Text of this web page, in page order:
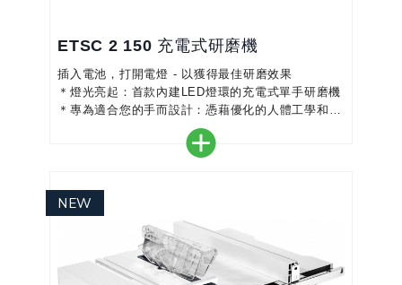
ETSC 2 150 充電式研磨機
插入電池，打開電燈 - 以獲得最佳研磨效果
＊燈光亮起：首款內建LED燈環的充電式單手研磨機
＊專為適合您的手而設計：憑藉優化的人體工學和較
低的高度，您可以直接手掌上進行操作 - 即使在狹小
空間內，也能實現最佳控制
＊單獨照明：研磨機可以設定兩種燈光模式－全亮或
暗淡燈光。
＊創新的馬達技...